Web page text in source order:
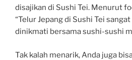
disajikan di Sushi Tei. Menurut
“Telur Jepang di Sushi Tei
dinikmati bersama sushi-sushi
Tak kalah menarik, Anda juga